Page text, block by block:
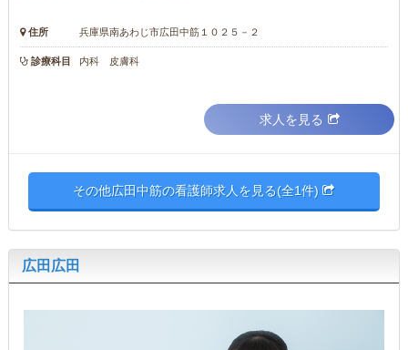
住所 兵庫県南あわじ市広田中筋１０２５－２
診療科目 内科 皮膚科
求人を見る
その他広田中筋の看護師求人を見る(全1件)
広田広田